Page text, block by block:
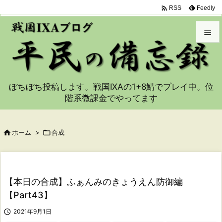


メニュ
サイド
 RSS Feedly
ぼちぼち投稿します。戦国IXAの1+8鯖でプレイ中。位
階系微課金でやってます
 ホーム > 合成
【本日の合成】ふぁんみのきょうえん防御編
【Part43】
 2021年9月1日